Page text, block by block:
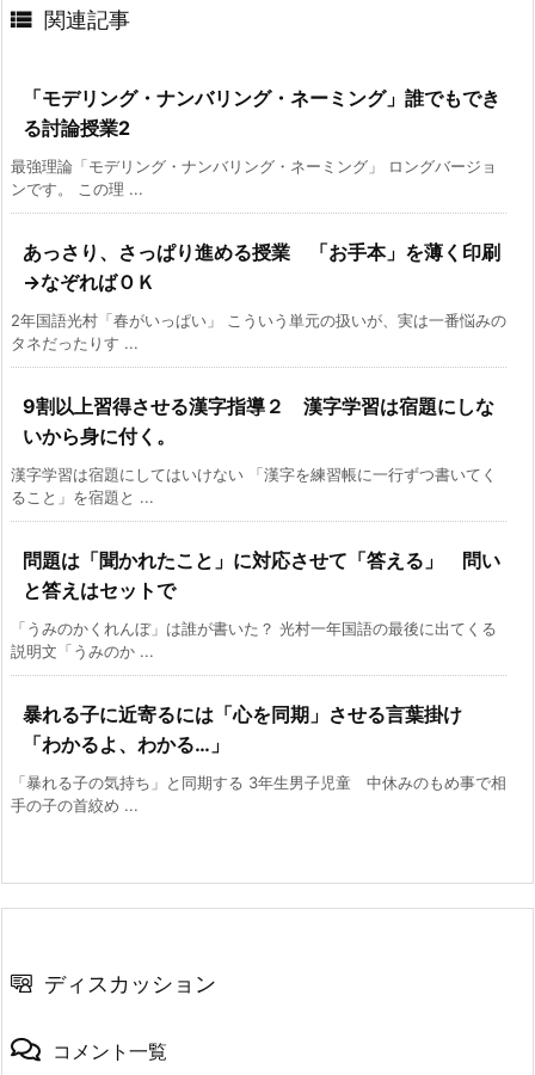
 関連記事
「モデリング・ナンバリング・ネーミング」誰でもでき
る討論授業2
最強理論「モデリング・ナンバリング・ネーミング」 ロングバージョ
ンです。 この理 ...
あっさり、さっぱり進める授業 「お手本」を薄く印刷
→なぞればＯＫ
2年国語光村「春がいっぱい」 こういう単元の扱いが、実は一番悩みの
タネだったりす ...
9割以上習得させる漢字指導２ 漢字学習は宿題にしな
いから身に付く。
漢字学習は宿題にしてはいけない 「漢字を練習帳に一行ずつ書いてく
ること」を宿題と ...
問題は「聞かれたこと」に対応させて「答える」 問い
と答えはセットで
「うみのかくれんぼ」は誰が書いた？ 光村一年国語の最後に出てくる
説明文「うみのか ...
暴れる子に近寄るには「心を同期」させる言葉掛け
「わかるよ、わかる…」
「暴れる子の気持ち」と同期する 3年生男子児童 中休みのもめ事で相
手の子の首絞め ...
ディスカッション
コメント一覧